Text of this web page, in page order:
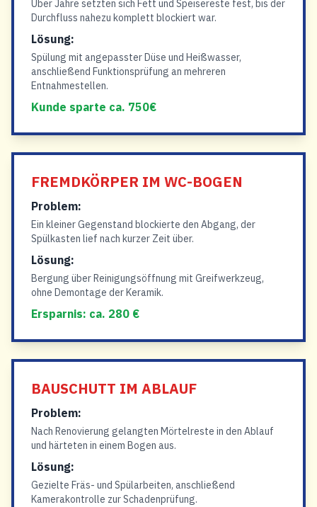
Über Jahre setzten sich Fett und Speisereste fest, bis der
Durchfluss nahezu komplett blockiert war.
Lösung:
Spülung mit angepasster Düse und Heißwasser,
anschließend Funktionsprüfung an mehreren
Entnahmestellen.
Kunde sparte ca. 750€
FREMDKÖRPER IM WC-BOGEN
Problem:
Ein kleiner Gegenstand blockierte den Abgang, der
Spülkasten lief nach kurzer Zeit über.
Lösung:
Bergung über Reinigungsöffnung mit Greifwerkzeug,
ohne Demontage der Keramik.
Ersparnis: ca. 280 €
BAUSCHUTT IM ABLAUF
Problem:
Nach Renovierung gelangten Mörtelreste in den Ablauf
und härteten in einem Bogen aus.
Lösung:
Gezielte Fräs- und Spülarbeiten, anschließend
Kamerakontrolle zur Schadenprüfung.